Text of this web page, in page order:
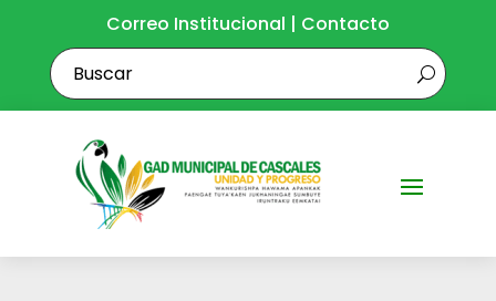
Correo Institucional | Contacto